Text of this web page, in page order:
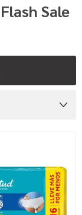
Sale